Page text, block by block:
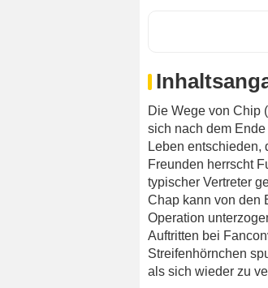
Die Wege von Chip
sich nach dem
Leben entschieden,
Freunden herrscht
typischer Vertreter
Chap kann von den
Operation
Auftritten bei
Streifenhörnchen
als sich wieder zu